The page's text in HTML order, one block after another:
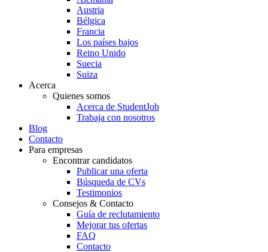
Austria
Bélgica
Francia
Los países bajos
Reino Unido
Suecia
Suiza
Acerca
Quienes somos
Acerca de StudentJob
Trabaja con nosotros
Blog
Contacto
Para empresas
Encontrar candidatos
Publicar una oferta
Búsqueda de CVs
Testimonios
Consejos & Contacto
Guía de reclutamiento
Mejorar tus ofertas
FAQ
Contacto